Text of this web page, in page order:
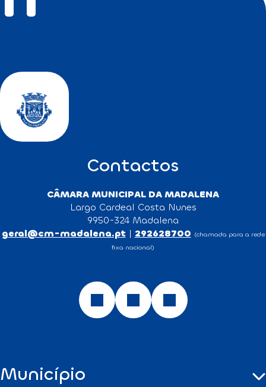
Contactos
CÂMARA MUNICIPAL DA MADALENA
Largo Cardeal Costa Nunes
9950-324 Madalena
geral@cm-madalena.pt | 292628700 (chamada para a rede
fixa nacional)
Município